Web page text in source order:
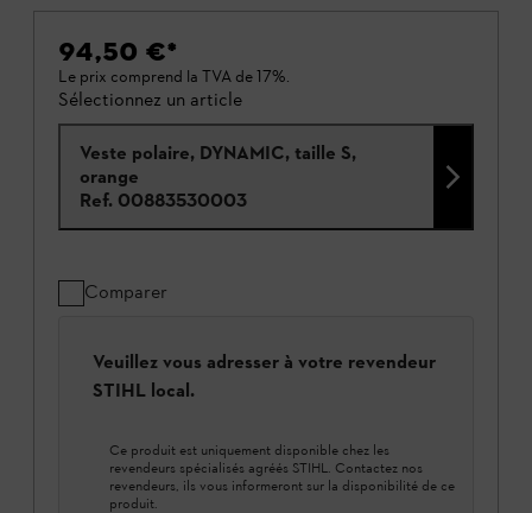
94,50 €*
Le prix comprend la TVA de 17%.
Sélectionnez un article
Veste polaire, DYNAMIC, taille S,
orange
Ref. 00883530003
Comparer
Veuillez vous adresser à votre revendeur
STIHL local.
Ce produit est uniquement disponible chez les
revendeurs spécialisés agréés STIHL. Contactez nos
revendeurs, ils vous informeront sur la disponibilité de ce
produit.